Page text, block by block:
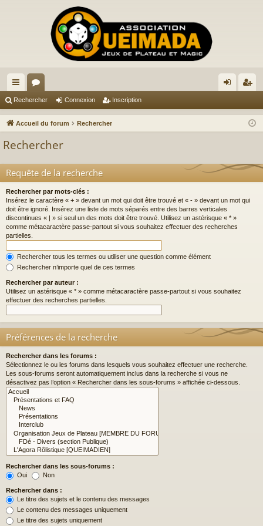
ac
co
s
or
u ne cri
Rechercher Connexion Inscription
Accueil du forum Rechercher
Rechercher
Requête de la recherche
Rechercher par mots-clés :
Insérez le caractère « + » devant un mot qui doit être trouvé et « - » devant un mot qui
doit être ignoré. Insérez une liste de mots séparés entre des barres verticales
discontinues « | » si seul un des mots doit être trouvé. Utilisez un astérisque « * »
comme métacaractère passe-partout si vous souhaitez effectuer des recherches
partielles.
Rechercher tous les termes ou utiliser une question comme élément
Rechercher n’importe quel de ces termes
Rechercher par auteur :
Utilisez un astérisque « * » comme métacaractère passe-partout si vous souhaitez
effectuer des recherches partielles.
Préférences de la recherche
Rechercher dans les forums :
Sélectionnez le ou les forums dans lesquels vous souhaitez effectuer une recherche.
Les sous-forums seront automatiquement inclus dans la recherche si vous ne
désactivez pas l’option « Rechercher dans les sous-forums » affichée ci-dessous.
Rechercher dans les sous-forums :
Oui
Non
Rechercher dans :
Le titre des sujets et le contenu des messages
Le contenu des messages uniquement
Le titre des sujets uniquement